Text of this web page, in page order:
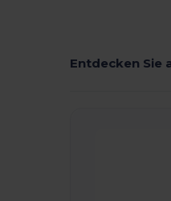
Entdecken Sie